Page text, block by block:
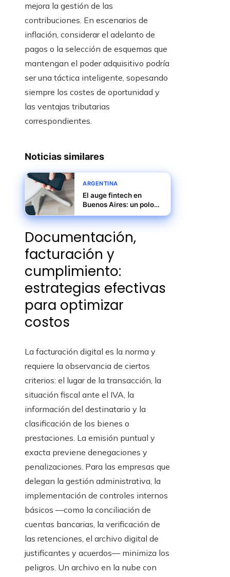
mejora la gestión de las
contribuciones. En escenarios de
inflación, considerar el adelanto de
pagos o la selección de esquemas que
mantengan el poder adquisitivo podría
ser una táctica inteligente, sopesando
siempre los costes de oportunidad y
las ventajas tributarias
correspondientes.
Noticias similares
ARGENTINA
El auge fintech en
Buenos Aires: un polo
de innovación
financiera
Documentación,
facturación y
cumplimiento:
estrategias efectivas
para optimizar
costos
La facturación digital es la norma y
requiere la observancia de ciertos
criterios: el lugar de la transacción, la
situación fiscal ante el IVA, la
información del destinatario y la
clasificación de los bienes o
prestaciones. La emisión puntual y
exacta previene denegaciones y
penalizaciones. Para las empresas que
delegan la gestión administrativa, la
implementación de controles internos
básicos —como la conciliación de
cuentas bancarias, la verificación de
las retenciones, el archivo digital de
justificantes y acuerdos— minimiza los
peligros. Un archivo en la nube con